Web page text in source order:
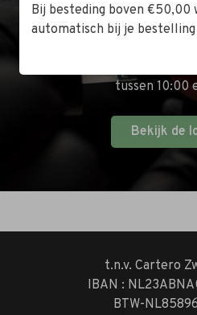
Naast de online shop
winkel in Zwijndrecht! Het
tussen 10:00
Bekijk de
t.n.v. Cartero
IBAN :
BTW-
Bij besteding boven €50,00
automatisch bij je